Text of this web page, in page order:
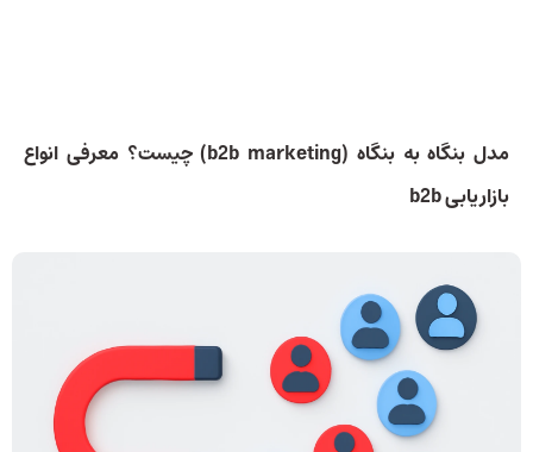
مدل بنگاه به بنگاه (b2b marketing) چیست؟ معرفی انواع
بازاریابی b2b